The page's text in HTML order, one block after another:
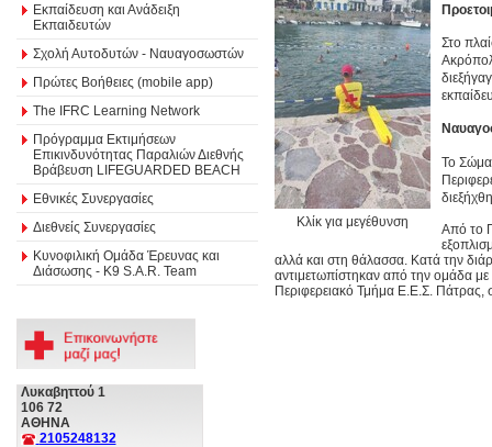
Εκπαίδευση και Ανάδειξη
Εκπαιδευτών
Σχολή Αυτοδυτών - Ναυαγοσωστών
Πρώτες Βοήθειες (mobile app)
The IFRC Learning Network
Πρόγραμμα Εκτιμήσεων
Επικινδυνότητας Παραλιών Διεθνής
Βράβευση LIFEGUARDED BEACH
Εθνικές Συνεργασίες
Διεθνείς Συνεργασίες
Κυνοφιλική Ομάδα Έρευνας και
Διάσωσης - Κ9 S.A.R. Team
Λυκαβηττού 1
106 72
ΑΘΗΝΑ
2105248132
Κλίκ για μεγέθυνση
Στο
Το Σώμα
Από το
αλλά και στη θάλασσα. Κατά την
αντιμετωπίστηκαν από την ομάδα με
Περιφερειακό Τμήμα Ε.Ε.Σ. Πάτρας,